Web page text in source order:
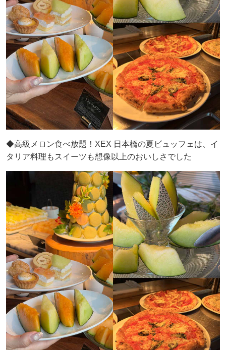
◆高級メロン食べ放題！XEX 日本橋の夏ビュッフェは、イ
タリア料理もスイーツも想像以上のおいしさでした